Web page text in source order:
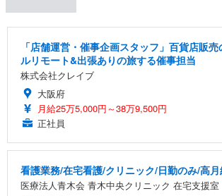
「店舗運営・催事企画スタッフ」百貨店販
ルリモート&出張ありの旅する催事担当
株式会社クレイブ
大阪府
月給25万5,000円～38万9,500円
正社員
看護業務/在宅看護/クリニック/日勤のみ/高
医療法人青木会 青木中央クリニック 在宅支援室